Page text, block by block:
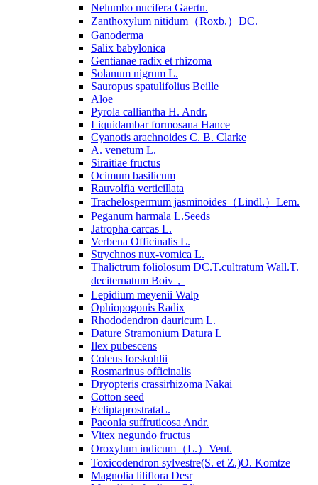
Nelumbo nucifera Gaertn.
Zanthoxylum nitidum（Roxb.）DC.
Ganoderma
Salix babylonica
Gentianae radix et rhizoma
Solanum nigrum L.
Sauropus spatulifolius Beille
Aloe
Pyrola calliantha H. Andr.
Liquidambar formosana Hance
Cyanotis arachnoides C. B. Clarke
A. venetum L.
Siraitiae fructus
Ocimum basilicum
Rauvolfia verticillata
Trachelospermum jasminoides（Lindl.）Lem.
Peganum harmala L.Seeds
Jatropha carcas L.
Verbena Officinalis L.
Strychnos nux-vomica L.
Thalictrum foliolosum DC.T.cultratum Wall.T.
deciternatum Boiv，
Lepidium meyenii Walp
Ophiopogonis Radix
Rhododendron dauricum L.
Dature Stramonium Datura L
Ilex pubescens
Coleus forskohlii
Rosmarinus officinalis
Dryopteris crassirhizoma Nakai
Cotton seed
EcliptaprostrataL.
Paeonia suffruticosa Andr.
Vitex negundo fructus
Oroxylum indicum（L.）Vent.
Toxicodendron sylvestre(S. et Z.)O. Komtze
Magnolia liliflora Desr